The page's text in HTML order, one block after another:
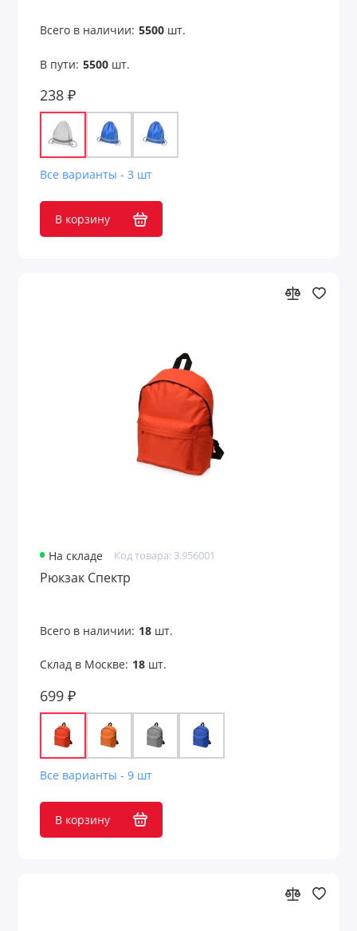
Всего в наличии: 5500шт.
В пути: 5500шт.
238 ₽
Все варианты - 3 шт
В корзину
На складе Код товара: 3.956001
Рюкзак Спектр
Всего в наличии: 18шт.
Склад в Москве: 18шт.
699 ₽
Все варианты - 9 шт
В корзину